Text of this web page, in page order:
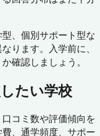
、個別サポート型な
ります。入学前に、
確認しましょう。
たい学校
コミ数や評価傾向を
、通学頻度、サポー